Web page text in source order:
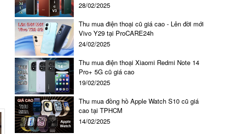
28/02/2025
Thu mua điện thoại cũ giá cao - Lên đời mới
Vivo Y29 tại ProCARE24h
24/02/2025
Thu mua điện thoại Xiaomi Redmi Note 14
Pro+ 5G cũ giá cao
19/02/2025
Thu mua đồng hồ Apple Watch S10 cũ giá
cao tại TPHCM
14/02/2025